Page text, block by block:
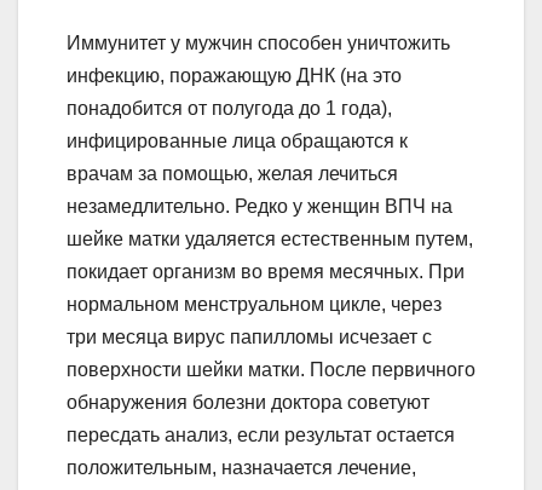
Иммунитет у мужчин способен уничтожить
инфекцию, поражающую ДНК (на это
понадобится от полугода до 1 года),
инфицированные лица обращаются к
врачам за помощью, желая лечиться
незамедлительно. Редко у женщин ВПЧ на
шейке матки удаляется естественным путем,
покидает организм во время месячных. При
нормальном менструальном цикле, через
три месяца вирус папилломы исчезает с
поверхности шейки матки. После первичного
обнаружения болезни доктора советуют
пересдать анализ, если результат остается
положительным, назначается лечение,